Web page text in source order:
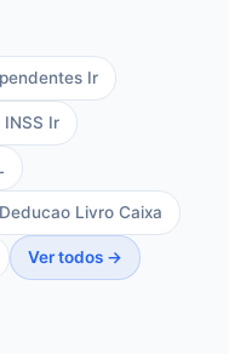
Ir
Ir
Deducao Livro Caixa
Ver todos →